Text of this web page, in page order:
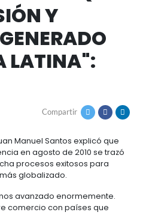
latina": santos
EL PAÍS
Y
Compartir